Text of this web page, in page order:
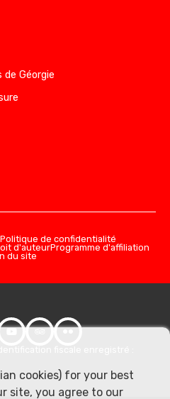
Géorgie
Politique de confidentialité
d'auteurProgramme d'affiliation
du site
cookies) for your best
site, you agree to our